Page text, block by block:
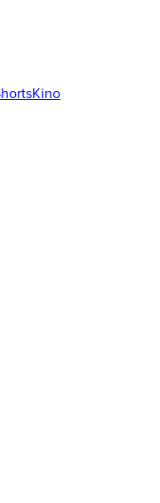
Kino